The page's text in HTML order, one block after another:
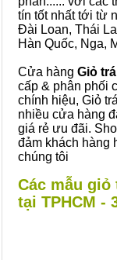
tín tốt nhất tới từ
Đài Loan, Thái
Hàn Quốc, Nga,
Cửa hàng Giỏ
cấp & phân phối
chính hiệu, Giỏ
nhiều cửa hàng
giá rẻ ưu đãi.
đảm khách hàng
chúng tôi
Các mẫu giỏ
tại TPHCM -